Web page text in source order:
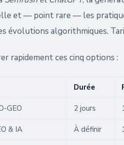
et — point rare — les
évolutions algorithmiques.
rapidement ces cinq options :
Durée
GEO 2 jours
& IA À définir